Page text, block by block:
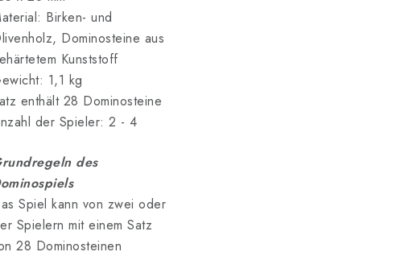
Birken- und
Dominosteine aus
Kunststoff
1,1 kg
enthält 28 Dominosteine
der Spieler: 2 - 4
des
Spiel kann von zwei oder
Spielern mit einem Satz
28 Dominosteinen